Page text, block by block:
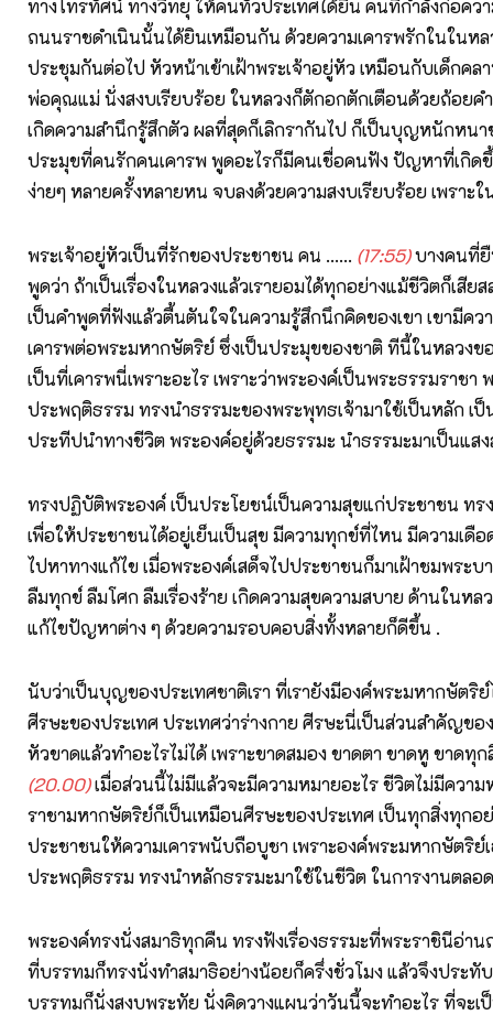
ทางโทรทัศน์ ทางวิทยุ ให้คนทั่วประเทศได้ยิน คนที่กำลังก่อคว
ถนนราชดำเนินนั้นได้ยินเหมือนกัน ด้วยความเคารพรักในในหล
ประชุมกันต่อไป หัวหน้าเข้าเฝ้าพระเจ้าอยู่หัว เหมือนกับเด็กคล
พ่อคุณแม่ นั่งสงบเรียบร้อย ในหลวงก็ตักอกตักเตือนด้วยถ้อยค
เกิดความสำนึกรู้สึกตัว ผลที่สุดก็เลิกรากันไป ก็เป็นบุญหนักหนา
ประมุขที่คนรักคนเคารพ พูดอะไรก็มีคนเชื่อคนฟัง ปัญหาที่เกิด
ง่ายๆ หลายครั้งหลายหน จบลงด้วยความสงบเรียบร้อย เพราะ
พระเจ้าอยู่หัวเป็นที่รักของประชาชน คน ...... (17:55)บางคนที่
พูดว่า ถ้าเป็นเรื่องในหลวงแล้วเรายอมได้ทุกอย่างแม้ชีวิตก็เสีย
เป็นคำพูดที่ฟังแล้วตื้นตันใจในความรู้สึกนึกคิดของเขา เขามีคว
เคารพต่อพระมหากษัตริย์ ซึ่งเป็นประมุขของชาติ ทีนี้ในหลวงข
เป็นที่เคารพนี่เพราะอะไร เพราะว่าพระองค์เป็นพระธรรมราชา
ประพฤติธรรม ทรงนำธรรมะของพระพุทธเจ้ามาใช้เป็นหลัก เ
ประทีปนำทางชีวิต พระองค์อยู่ด้วยธรรมะ นำธรรมะมาเป็นแส
ทรงปฏิบัติพระองค์ เป็นประโยชน์เป็นความสุขแก่ประชาชน ทร
เพื่อให้ประชาชนได้อยู่เย็นเป็นสุข มีความทุกข์ที่ไหน มีความเดื
ไปหาทางแก้ไข เมื่อพระองค์เสด็จไปประชาชนก็มาเฝ้าชมพระบ
ลืมทุกข์ ลืมโศก ลืมเรื่องร้าย เกิดความสุขความสบาย ด้านในหล
แก้ไขปัญหาต่าง ๆ ด้วยความรอบคอบสิ่งทั้งหลายก็ดีขึ้น .
นับว่าเป็นบุญของประเทศชาติเรา ที่เรายังมีองค์พระมหากษัตริ
ศีรษะของประเทศ ประเทศว่าร่างกาย ศีรษะนี่เป็นส่วนสำคัญขอ
หัวขาดแล้วทำอะไรไม่ได้ เพราะขาดสมอง ขาดตา ขาดหู ขาดทุก
(20.00)เมื่อส่วนนี้ไม่มีแล้วจะมีความหมายอะไร ชีวิตไม่มีควา
ราชามหากษัตริย์ก็เป็นเหมือนศีรษะของประเทศ เป็นทุกสิ่งทุกอ
ประชาชนให้ความเคารพนับถือบูชา เพราะองค์พระมหากษัตริย์
ประพฤติธรรม ทรงนำหลักธรรมะมาใช้ในชีวิต ในการงานตลอด
พระองค์ทรงนั่งสมาธิทุกคืน ทรงฟังเรื่องธรรมะที่พระราชินีอ่าน
ที่บรรทมก็ทรงนั่งทำสมาธิอย่างน้อยก็ครึ่งชั่วโมง แล้วจึงประทั
บรรทมก็นั่งสงบพระทัย นั่งคิดวางแผนว่าวันนี้จะทำอะไร ที่จะเ